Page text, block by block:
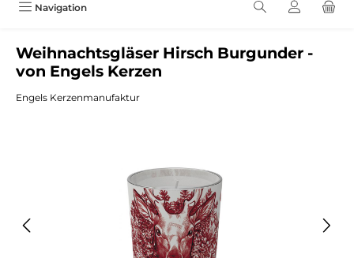
Navigation
Weihnachtsgläser Hirsch Burgunder -
von Engels Kerzen
Engels Kerzenmanufaktur